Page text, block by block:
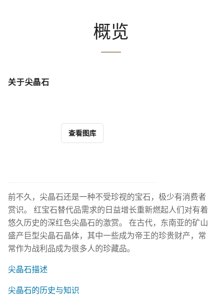
概览
关于尖晶石
查看图库
前不久，尖晶石还是一种不受珍视的宝石，极少有消费者
赏识。 红宝石替代品需求的日益增长重新燃起人们对有着
悠久历史的深红色尖晶石的激赏。 在古代，东南亚的矿山
盛产巨型尖晶石晶体，其中一些成为帝王的珍贵财产，常
常作为战利品成为很多人的珍藏品。
尖晶石描述
尖晶石的历史与知识